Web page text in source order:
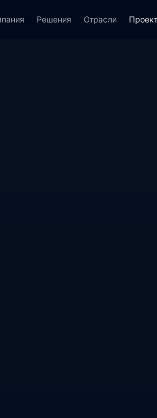
Решения Отрасли